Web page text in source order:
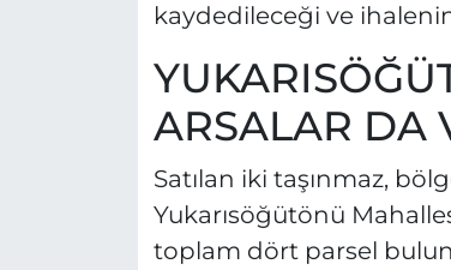
kaydedileceği ve ihalenin
ARSALAR DA
Satılan iki taşınmaz,
Yukarısöğütönü
toplam dört parsel